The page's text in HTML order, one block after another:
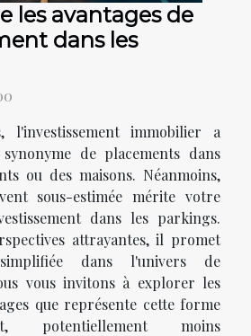
les avantages de
dans les
l'investissement immobilier a
de placements dans
ou des maisons. Néanmoins,
sous-estimée mérite votre
dans les parkings.
attrayantes, il promet
dans l'univers de
vous invitons à explorer les
que représente cette forme
potentiellement moins